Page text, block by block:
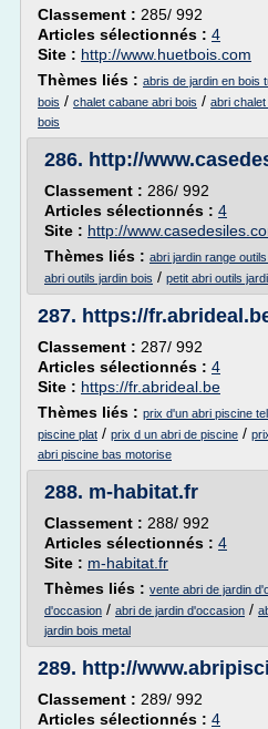
Classement : 285/ 992
Articles sélectionnés : 4
Site : http://www.huetbois.com
Thèmes liés : abris de jardin en bois
bois / chalet cabane abri bois / abri
bois
286. http://
Classement : 286/ 992
Articles sélectionnés : 4
Site : http://
Thèmes liés : abri jardin range
abri outils jardin bois / petit abri outils
287. https://
Classement : 287/ 992
Articles sélectionnés : 4
Site : https://fr.abrideal.be
Thèmes liés : prix d'un abri piscine
piscine plat / prix d un abri de piscine /
abri piscine bas motorise
288. m-habitat.fr
Classement : 288/ 992
Articles sélectionnés : 4
Site : m-habitat.fr
Thèmes liés : vente abri de jardin
d'occasion / abri de jardin d'occasion /
jardin bois metal
289. http://
Classement : 289/ 992
Articles sélectionnés : 4